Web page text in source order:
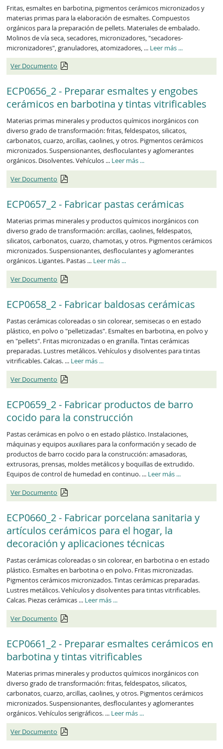
Fritas, esmaltes en barbotina, pigmentos cerámicos micronizados y
materias primas para la elaboración de esmaltes. Compuestos
orgánicos para la preparación de pellets. Materiales de embalado.
Molinos de vía seca, secadores, micronizadores, "secadores-
micronizadores", granuladores, atomizadores, ... Leer más ECP0655_2
...
Ver Documento
ECP0656_2 - Preparar esmaltes y engobes
cerámicos en barbotina y tintas vitrificables
Materias primas minerales y productos químicos inorgánicos con
diverso grado de transformación: fritas, feldespatos, silicatos,
carbonatos, cuarzo, arcillas, caolines, y otros. Pigmentos cerámicos
micronizados. Suspensionantes, desfloculantes y aglomerantes
orgánicos. Disolventes. Vehículos ... Leer más ECP0656_2
...
Ver Documento
ECP0657_2 - Fabricar pastas cerámicas
Materias primas minerales y productos químicos inorgánicos con
diverso grado de transformación: arcillas, caolines, feldespatos,
silicatos, carbonatos, cuarzo, chamotas, y otros. Pigmentos cerámicos
micronizados. Suspensionantes, desfloculantes y aglomerantes
orgánicos. Ligantes. Pastas ... Leer más ECP0657_2
...
Ver Documento
ECP0658_2 - Fabricar baldosas cerámicas
Pastas cerámicas coloreadas o sin colorear, semisecas o en estado
plástico, en polvo o "pelletizadas". Esmaltes en barbotina, en polvo y
en "pellets". Fritas micronizadas o en granilla. Tintas cerámicas
preparadas. Lustres metálicos. Vehículos y disolventes para tintas
vitrificables. Calcas. ... Leer más ECP0658_2
...
Ver Documento
ECP0659_2 - Fabricar productos de barro
cocido para la construcción
Pastas cerámicas en polvo o en estado plástico. Instalaciones,
máquinas y equipos auxiliares para la conformación y secado de
productos de barro cocido para la construcción: amasadoras,
extrusoras, prensas, moldes metálicos y boquillas de extrudido.
Equipos de control de humedad en continuo. ... Leer más ECP0659_2
...
Ver Documento
ECP0660_2 - Fabricar porcelana sanitaria y
artículos cerámicos para el hogar, la
decoración y aplicaciones técnicas
Pastas cerámicas coloreadas o sin colorear, en barbotina o en estado
plástico. Esmaltes en barbotina o en polvo. Fritas micronizadas.
Pigmentos cerámicos micronizados. Tintas cerámicas preparadas.
Lustres metálicos. Vehículos y disolventes para tintas vitrificables.
Calcas. Piezas cerámicas ... Leer más ECP0660_2
...
Ver Documento
ECP0661_2 - Preparar esmaltes cerámicos en
barbotina y tintas vitrificables
Materias primas minerales y productos químicos inorgánicos con
diverso grado de transformación: fritas, feldespatos, silicatos,
carbonatos, cuarzo, arcillas, caolines, y otros. Pigmentos cerámicos
micronizados. Suspensionantes, desfloculantes y aglomerantes
orgánicos. Vehículos serigráficos. ... Leer más ECP0661_2
...
Ver Documento